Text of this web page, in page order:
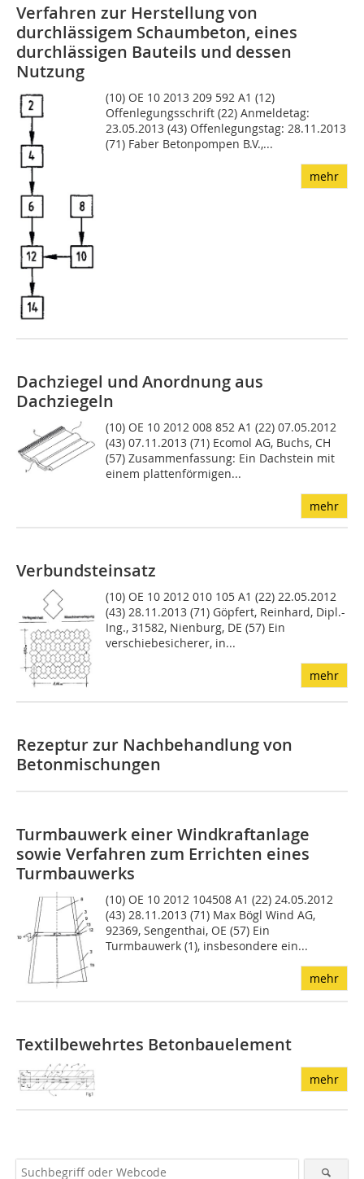
Verfahren zur Herstellung von
durchlässigem Schaumbeton, eines
durchlässigen Bauteils und dessen
Nutzung
(10) OE 10 2013 209 592 A1 (12)
Offenlegungsschrift (22) Anmeldetag:
23.05.2013 (43) Offenlegungstag: 28.11.2013
(71) Faber Betonpompen B.V.,...
mehr
Dachziegel und Anordnung aus
Dachziegeln
(10) OE 10 2012 008 852 A1 (22) 07.05.2012
(43) 07.11.2013 (71) Ecomol AG, Buchs, CH
(57) Zusammenfassung: Ein Dachstein mit
einem plattenförmigen...
mehr
Verbundsteinsatz
(10) OE 10 2012 010 105 A1 (22) 22.05.2012
(43) 28.11.2013 (71) Göpfert, Reinhard, Dipl.-
Ing., 31582, Nienburg, DE (57) Ein
verschiebesicherer, in...
mehr
Rezeptur zur Nachbehandlung von
Betonmischungen
Turmbauwerk einer Windkraftanlage
sowie Verfahren zum Errichten eines
Turmbauwerks
(10) OE 10 2012 104508 A1 (22) 24.05.2012
(43) 28.11.2013 (71) Max Bögl Wind AG,
92369, Sengenthai, OE (57) Ein
Turmbauwerk (1), insbesondere ein...
mehr
Textilbewehrtes Betonbauelement
mehr